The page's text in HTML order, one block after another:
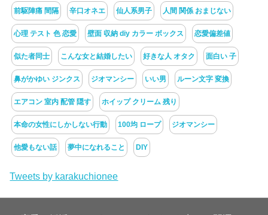
前駆陣痛 間隔 辛口オネエ 仙人系男子 人間 関係 おまじない
心理 テスト 色 恋愛 壁面 収納 diy カラー ボックス 恋愛偏差値
似た者同士 こんな女と結婚したい 好きな人 オタク 面白い 子
鼻がかゆい ジンクス ジオマンシー いい男 ルーン文字 変換
エアコン 室内 配管 隠す ホイップ クリーム 残り
本命の女性にしかしない行動 100均 ロープ ジオマンシー
他愛もない話 夢中になれること DIY
Tweets by karakuchionee